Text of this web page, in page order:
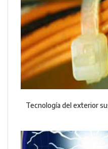
Tecnología del exterior